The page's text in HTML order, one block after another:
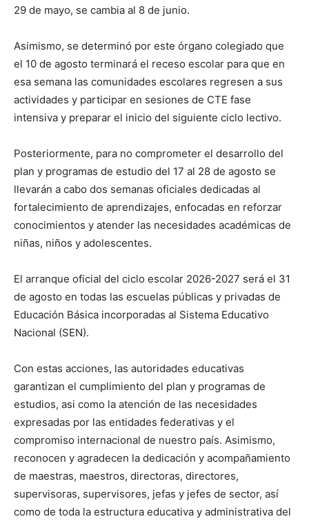
29 de mayo, se cambia al 8 de junio.
Asimismo, se determinó por este órgano colegiado que
el 10 de agosto terminará el receso escolar para que en
esa semana las comunidades escolares regresen a sus
actividades y participar en sesiones de CTE fase
intensiva y preparar el inicio del siguiente ciclo lectivo.
Posteriormente, para no comprometer el desarrollo del
plan y programas de estudio del 17 al 28 de agosto se
llevarán a cabo dos semanas oficiales dedicadas al
fortalecimiento de aprendizajes, enfocadas en reforzar
conocimientos y atender las necesidades académicas de
niñas, niños y adolescentes.
El arranque oficial del ciclo escolar 2026-2027 será el 31
de agosto en todas las escuelas públicas y privadas de
Educación Básica incorporadas al Sistema Educativo
Nacional (SEN).
Con estas acciones, las autoridades educativas
garantizan el cumplimiento del plan y programas de
estudios, asi como la atención de las necesidades
expresadas por las entidades federativas y el
compromiso internacional de nuestro país. Asimismo,
reconocen y agradecen la dedicación y acompañamiento
de maestras, maestros, directoras, directores,
supervisoras, supervisores, jefas y jefes de sector, así
como de toda la estructura educativa y administrativa del